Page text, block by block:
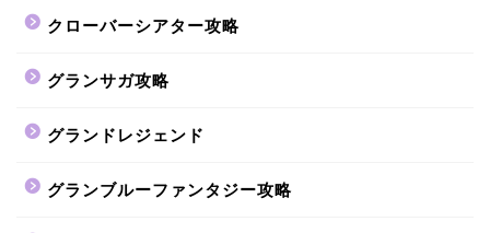
クローバーシアター攻略
グランサガ攻略
グランドレジェンド
グランブルーファンタジー攻略